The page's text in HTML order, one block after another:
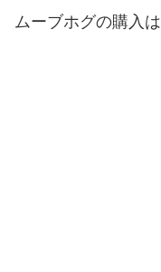
ムーブホグの購入は